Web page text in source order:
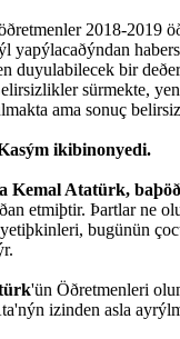
2018-2019
yapýlacaðýndan
duyulabilecek bir
sürmekte,
ama sonuç
ikibinonyedi.
Kemal Atatürk,
etmiþtir. Þartlar ne
bugünün
'ün Öðretmenleri
izinden asla